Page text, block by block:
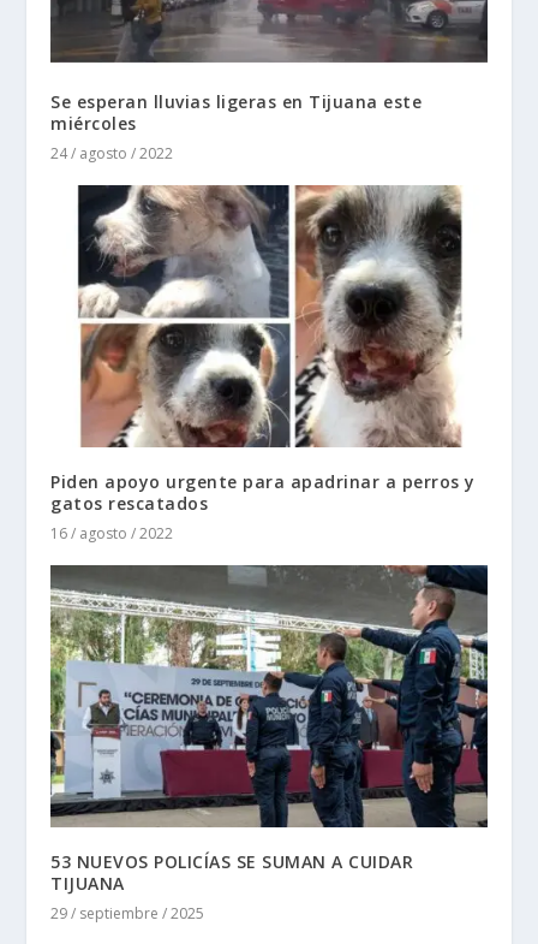
Se esperan lluvias ligeras en Tijuana este
miércoles
24 / agosto / 2022
Piden apoyo urgente para apadrinar a perros y
gatos rescatados
16 / agosto / 2022
53 NUEVOS POLICÍAS SE SUMAN A CUIDAR
TIJUANA
29 / septiembre / 2025